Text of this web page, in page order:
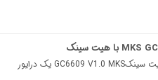
درایور استپر موتور MKS GC6609 با هیت سینکGC6609 V1.0 MKS یک درایور